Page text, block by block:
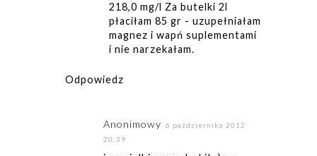
218,0 mg/l Za butelki 2l
płaciłam 85 gr - uzupełniałam
magnez i wapń suplementami
i nie narzekałam.
Odpowiedz
Anonimowy 6 października 2012
20:39